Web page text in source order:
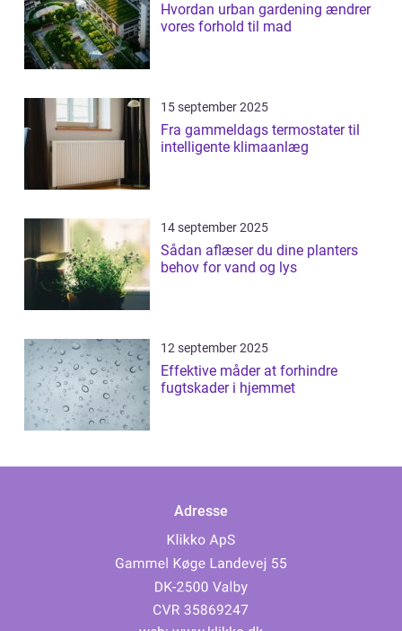
Hvordan urban gardening ændrer
vores forhold til mad
15 september 2025
Fra gammeldags termostater til
intelligente klimaanlæg
14 september 2025
Sådan aflæser du dine planters
behov for vand og lys
12 september 2025
Effektive måder at forhindre
fugtskader i hjemmet
Adresse